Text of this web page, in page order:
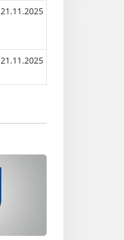
21.11.2025
21.11.2025